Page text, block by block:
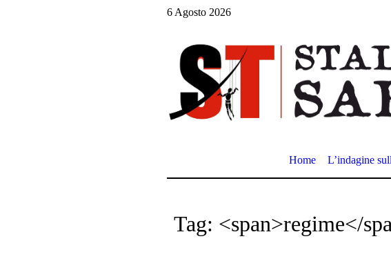
6 Agosto 2026
Home L’indagine
Tag: <span>regime</